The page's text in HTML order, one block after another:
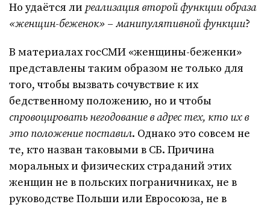
Но удаётся ли реализация второй функции образа
«женщин-беженок» – манипулятивной функции?
В материалах госСМИ «женщины-беженки»
представлены таким образом не только для
того, чтобы вызвать сочувствие к их
бедственному положению, но и чтобы
спровоцировать негодование в адрес тех, кто их в
это положение поставил. Однако это совсем не
те, кто назван таковыми в СБ. Причина
моральных и физических страданий этих
женщин не в польских пограничниках, не в
руководстве Польши или Евросоюза, не в